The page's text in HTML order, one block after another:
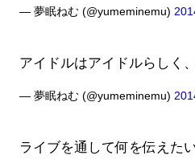
— 夢眠ねむ (@yumeminemu)
アイドルはアイドルらしく
— 夢眠ねむ (@yumeminemu)
ライブを通して何を伝えた